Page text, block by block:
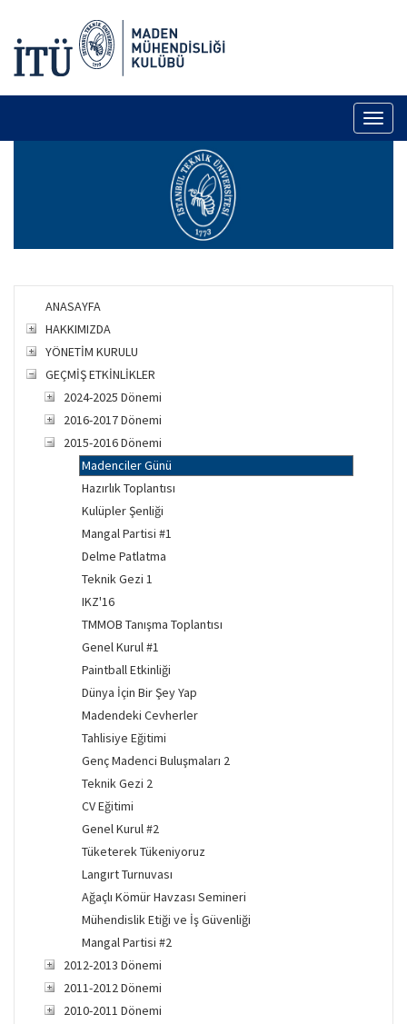
ANASAYFA
HAKKIMIZDA
YÖNETİM KURULU
GEÇMİŞ ETKİNLİKLER
2024-2025 Dönemi
2016-2017 Dönemi
2015-2016 Dönemi
Madenciler Günü
Hazırlık Toplantısı
Kulüpler Şenliği
Mangal Partisi #1
Delme Patlatma
Teknik Gezi 1
IKZ'16
TMMOB Tanışma Toplantısı
Genel Kurul #1
Paintball Etkinliği
Dünya İçin Bir Şey Yap
Madendeki Cevherler
Tahlisiye Eğitimi
Genç Madenci Buluşmaları 2
Teknik Gezi 2
CV Eğitimi
Genel Kurul #2
Tüketerek Tükeniyoruz
Langırt Turnuvası
Ağaçlı Kömür Havzası Semineri
Mühendislik Etiği ve İş Güvenliği
Mangal Partisi #2
2012-2013 Dönemi
2011-2012 Dönemi
2010-2011 Dönemi